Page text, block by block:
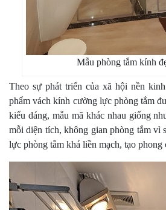
Mẫu phòng tắm kính
Theo sự phát triển của xã hội nền
phẩm vách kính cường lực phòng tắm
kiểu dáng, mẫu mã khác nhau giống
mỗi diện tích, không gian phòng tắm vì
lực phòng tắm khá liền mạch, tạo phong